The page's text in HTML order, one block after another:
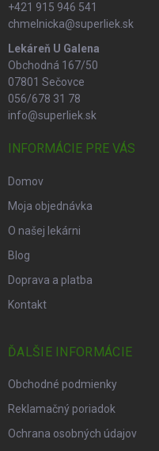
+421 915 946 541
chmelnicka@superliek.sk
Lekáreň U Galena
Obchodná 167/50
07801 Sečovce
056/678 31 78
info@superliek.sk
INFORMÁCIE PRE VÁS
Domov
Moja objednávka
O našej lekárni
Blog
Doprava a platba
Kontakt
ĎALŠIE INFORMÁCIE
Obchodné podmienky
Reklamačný poriadok
Ochrana osobných údajov